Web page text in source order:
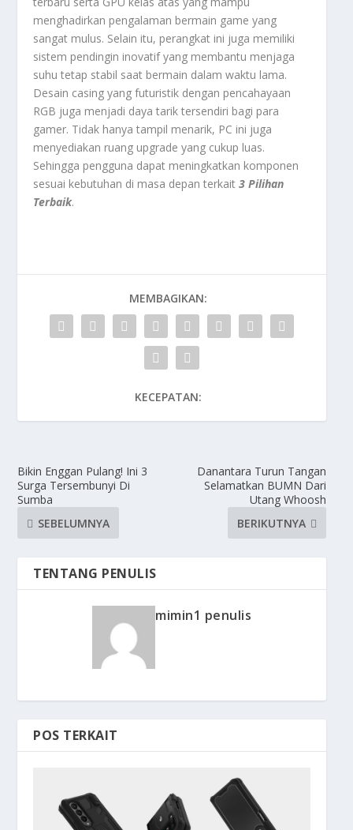
menghadirkan pengalaman bermain game yang
sangat mulus. Selain itu, perangkat ini juga memiliki
sistem pendingin inovatif yang membantu menjaga
suhu tetap stabil saat bermain dalam waktu lama.
Desain casing yang futuristik dengan pencahayaan
RGB juga menjadi daya tarik tersendiri bagi para
gamer. Tidak hanya tampil menarik, PC ini juga
menyediakan ruang upgrade yang cukup luas.
Sehingga pengguna dapat meningkatkan komponen
sesuai kebutuhan di masa depan terkait3 Pilihan
Terbaik.
MEMBAGIKAN:
KECEPATAN:
Bikin Enggan Pulang! Ini 3
Surga Tersembunyi Di
Sumba
SEBELUMNYA
Danantara Turun Tangan
Selamatkan BUMN Dari
Utang Whoosh
BERIKUTNYA
TENTANG PENULIS
mimin1 penulis
POS TERKAIT